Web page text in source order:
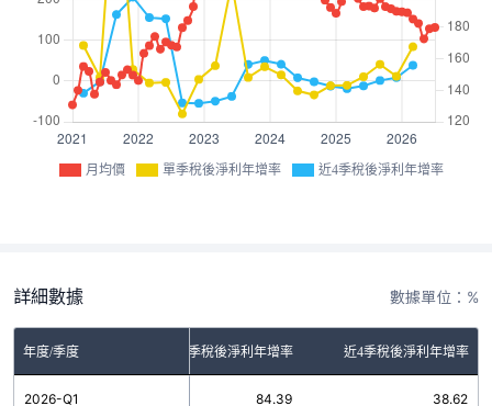
月均價 單季稅後淨利年增率 近4季稅後淨利年增率
詳細數據 數據單位：%
年度/季度 單季稅後淨利年增率 近4季稅後淨利年增率
2026-Q1 84.39 38.62